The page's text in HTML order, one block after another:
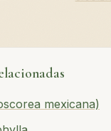
mexicana)